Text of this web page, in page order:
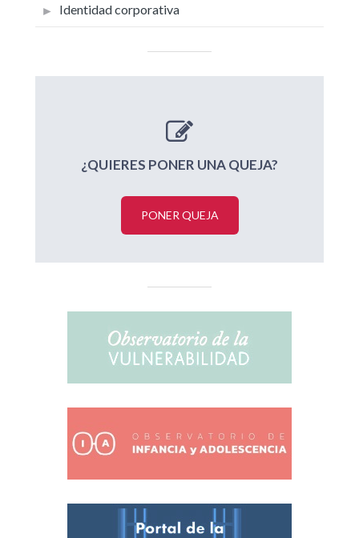
Identidad corporativa
¿QUIERES PONER UNA QUEJA?
PONER QUEJA